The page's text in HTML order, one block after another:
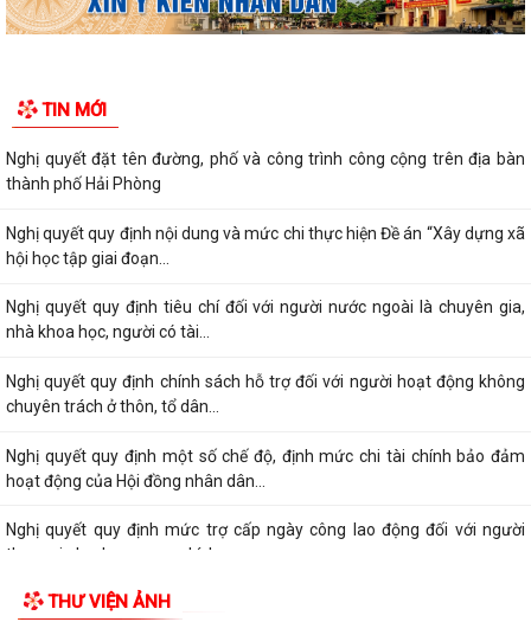
TIN MỚI
Nghị quyết đặt tên đường, phố và công trình công cộng trên địa bàn
thành phố Hải Phòng
Nghị quyết quy định nội dung và mức chi thực hiện Đề án “Xây dựng xã
hội học tập giai đoạn...
Nghị quyết quy định tiêu chí đối với người nước ngoài là chuyên gia,
nhà khoa học, người có tài...
Nghị quyết quy định chính sách hỗ trợ đối với người hoạt động không
chuyên trách ở thôn, tổ dân...
Nghị quyết quy định một số chế độ, định mức chi tài chính bảo đảm
hoạt động của Hội đồng nhân dân...
Nghị quyết quy định mức trợ cấp ngày công lao động đối với người
tham gia lực lượng xung kích...
THƯ VIỆN ẢNH